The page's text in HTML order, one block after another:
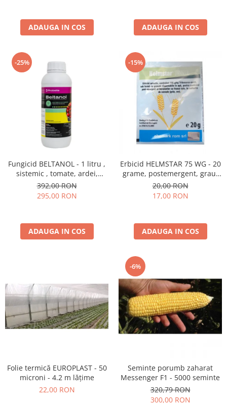
ADAUGA IN COS ADAUGA IN COS
-25%
Fungicid BELTANOL - 1 litru ,
sistemic , tomate, ardei,
ofilirea vasculara
392,00 RON
295,00 RON
ADAUGA IN COS
-15%
Erbicid HELMSTAR 75 WG - 20
grame, postemergent, grau,
orz
20,00 RON
17,00 RON
ADAUGA IN COS
Folie termică EUROPLAST - 50
microni - 4.2 m lățime
22,00 RON
-6%
Seminte porumb zaharat
Messenger F1 - 5000 seminte
320,79 RON
300,00 RON